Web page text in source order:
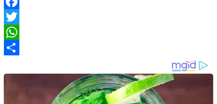
Facebook
Twitter
WhatsApp